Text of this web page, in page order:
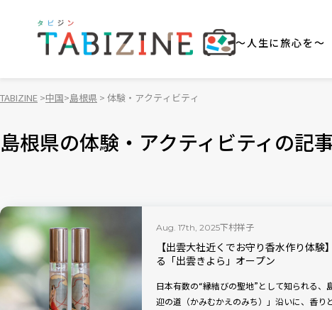
～人生に旅心を～
TABIZINE 中国 島根県 体験・アクティビティ
島根県の体験・アクティビティの記
Aug. 17th, 2025下村祥子
【出雲大社近くでお守り香水作り体
る「出雲きよら」オープン
日本有数の“縁結びの聖地”として知られる
迎の道（かみむかえのみち）」沿いに、香